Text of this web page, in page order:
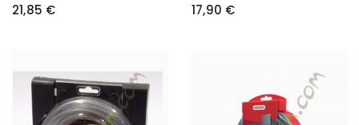
21,85 € 17,90 €